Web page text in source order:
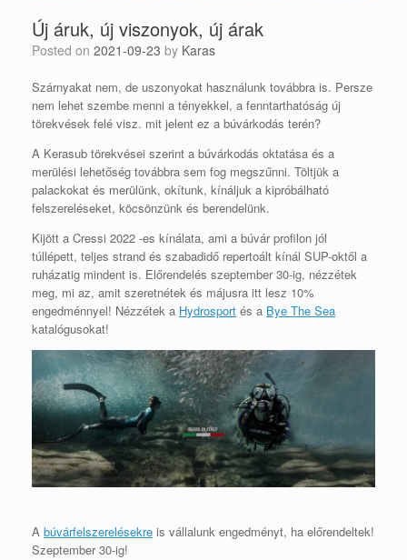
Új áruk, új viszonyok, új árak
Posted on 2021-09-23 by Karas
Szárnyakat nem, de uszonyokat használunk továbbra is. Persze
nem lehet szembe menni a tényekkel, a fenntarthatóság új
törekvések felé visz. mit jelent ez a búvárkodás terén?
A Kerasub törekvései szerint a búvárkodás oktatása és a
merülési lehetőség továbbra sem fog megszűnni. Töltjük a
palackokat és merülünk, okítunk, kínáljuk a kipróbálható
felszereléseket, köcsönzünk és berendelünk.
Kijött a Cressi 2022 -es kínálata, ami a búvár profilon jól
túllépett, teljes strand és szabadidő repertoált kínál SUP-oktől a
ruházatig mindent is. Előrendelés szeptember 30-ig, nézzétek
meg, mi az, amit szeretnétek és májusra itt lesz 10%
engedménnyel! Nézzétek a Hydrosport és a Bye The Sea
katalógusokat!
A búvárfelszerelésekre is vállalunk engedményt, ha előrendeltek!
Szeptember 30-ig!